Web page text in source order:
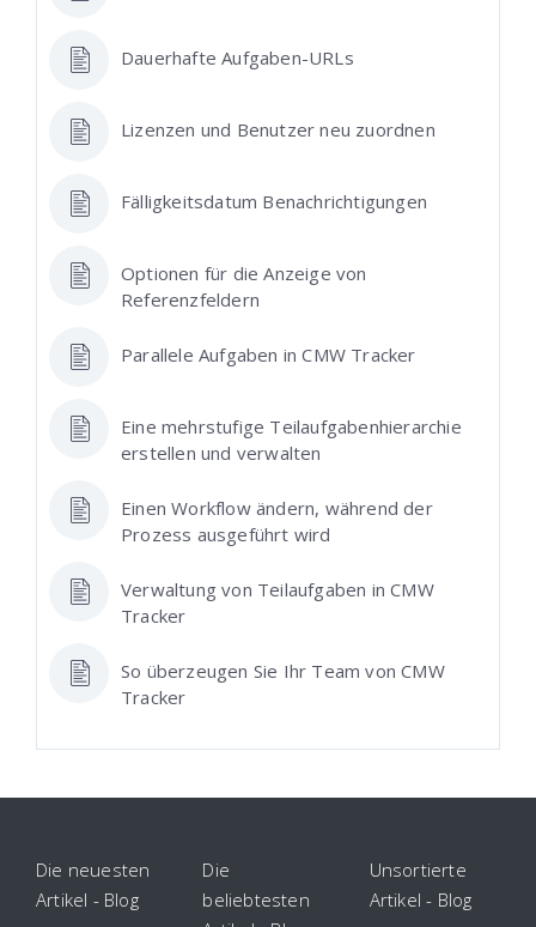
Dauerhafte Aufgaben-URLs
Lizenzen und Benutzer neu zuordnen
Fälligkeitsdatum Benachrichtigungen
Optionen für die Anzeige von
Referenzfeldern
Parallele Aufgaben in CMW Tracker
Eine mehrstufige Teilaufgabenhierarchie
erstellen und verwalten
Einen Workflow ändern, während der
Prozess ausgeführt wird
Verwaltung von Teilaufgaben in CMW
Tracker
So überzeugen Sie Ihr Team von CMW
Tracker
Die neuesten
Artikel - Blog
Die
beliebtesten
Unsortierte
Artikel - Blog